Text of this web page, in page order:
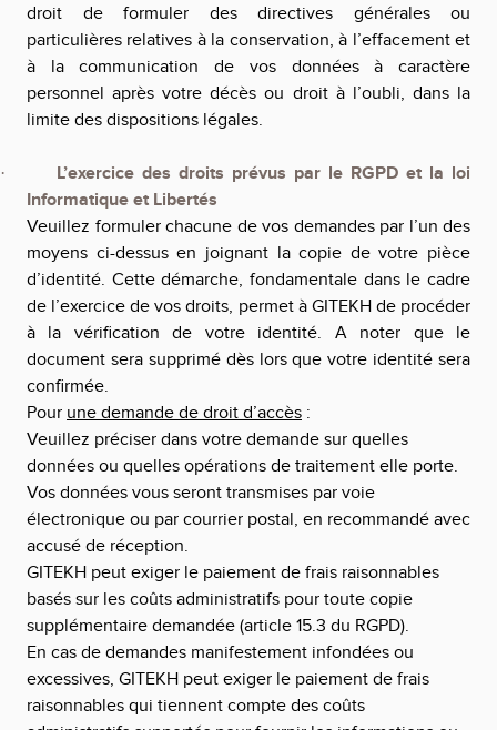
droit de formuler des directives générales ou
particulières relatives à la conservation, à l’effacement et
à la communication de vos données à caractère
personnel après votre décès ou droit à l’oubli, dans la
limite des dispositions légales.
·
L’exercice des droits prévus par le RGPD et la loi
Informatique et Libertés
Veuillez formuler chacune de vos demandes par l’un des
moyens ci-dessus en joignant la copie de votre pièce
d’identité. Cette démarche, fondamentale dans le cadre
de l’exercice de vos droits, permet à GITEKH de procéder
à la vérification de votre identité. A noter que le
document sera supprimé dès lors que votre identité sera
confirmée.
Pour une demande de droit d’accès :
Veuillez préciser dans votre demande sur quelles
données ou quelles opérations de traitement elle porte.
Vos données vous seront transmises par voie
électronique ou par courrier postal, en recommandé avec
accusé de réception.
GITEKH peut exiger le paiement de frais raisonnables
basés sur les coûts administratifs pour toute copie
supplémentaire demandée (article 15.3 du RGPD).
En cas de demandes manifestement infondées ou
excessives, GITEKH peut exiger le paiement de frais
raisonnables qui tiennent compte des coûts